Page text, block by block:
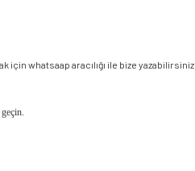
whatsaap aracılığı ile bize yazabilirsiniz.